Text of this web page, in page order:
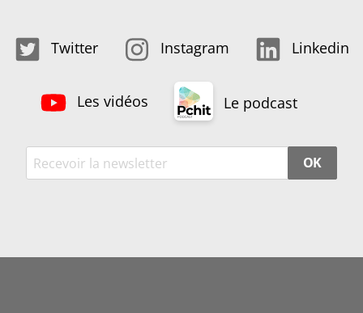
Twitter Instagram Linkedin
Les vidéos Le podcast
OK